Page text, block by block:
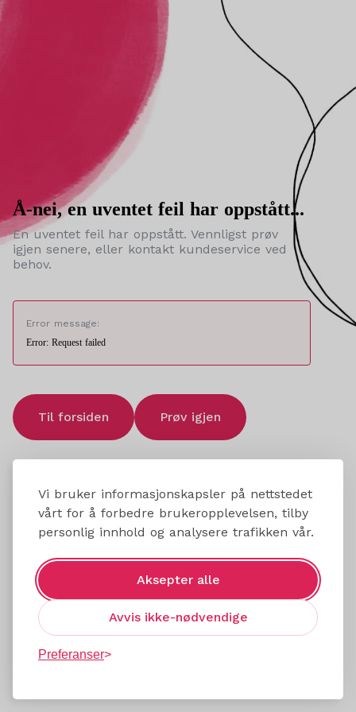
Vi bruker informasjonskapsler på nettstedet
vårt for å forbedre brukeropplevelsen, tilby
personlig innhold og analysere trafikken vår.
Aksepter alle
Avvis ikke-nødvendige
Preferanser
Å-nei, en uventet feil har oppstått...
En uventet feil har oppstått. Vennligst prøv
igjen senere, eller kontakt kundeservice ved
behov.
Error message:
Error: Request failed
Til forsiden Prøv igjen